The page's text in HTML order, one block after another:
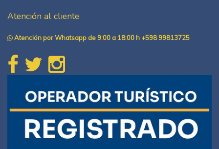
Atención al cliente
Atención por Whatsapp de 9:00 a 18:00 h +598 99813725